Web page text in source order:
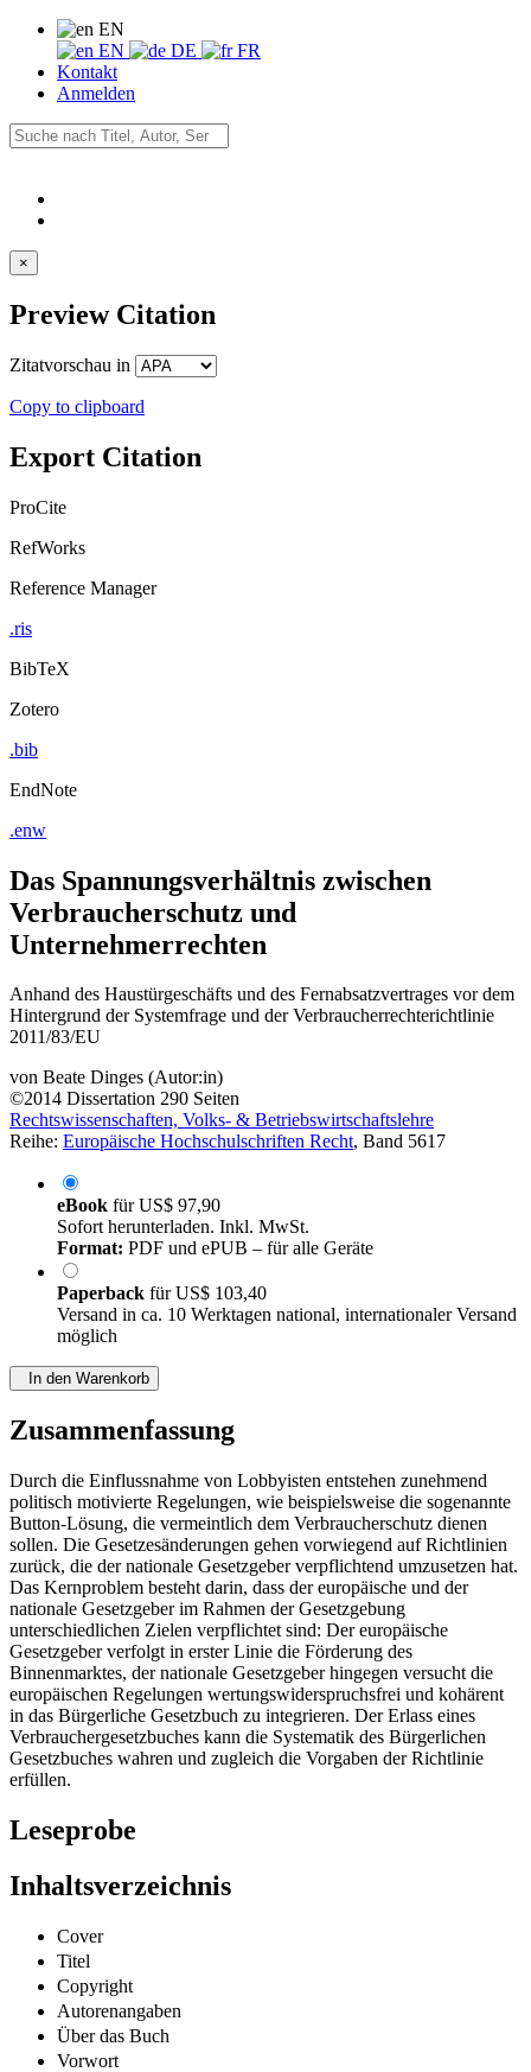
EN
EN
DE
FR
Kontakt
Anmelden
×
Preview Citation
Zitatvorschau in
Copy to clipboard
Export Citation
ProCite
RefWorks
Reference Manager
.ris
BibTeX
Zotero
.bib
EndNote
.enw
Das Spannungsverhältnis zwischen
Verbraucherschutz und
Unternehmerrechten
Anhand des Haustürgeschäfts und des Fernabsatzvertrages vor dem
Hintergrund der Systemfrage und der Verbraucherrechterichtlinie
2011/83/EU
von Beate Dinges (Autor:in)
©2014 Dissertation 290 Seiten
Rechtswissenschaften, Volks- & Betriebswirtschaftslehre
Reihe: Europäische Hochschulschriften Recht, Band 5617
eBook fürUS$ 97,90
Sofort herunterladen. Inkl. MwSt.
Format: PDF und ePUB – für alle Geräte
Paperback fürUS$ 103,40
Versand in ca. 10 Werktagen national, internationaler Versand
möglich
In den Warenkorb
Zusammenfassung
Durch die Einflussnahme von Lobbyisten entstehen zunehmend
politisch motivierte Regelungen, wie beispielsweise die sogenannte
Button-Lösung, die vermeintlich dem Verbraucherschutz dienen
sollen. Die Gesetzesänderungen gehen vorwiegend auf Richtlinien
zurück, die der nationale Gesetzgeber verpflichtend umzusetzen hat.
Das Kernproblem besteht darin, dass der europäische und der
nationale Gesetzgeber im Rahmen der Gesetzgebung
unterschiedlichen Zielen verpflichtet sind: Der europäische
Gesetzgeber verfolgt in erster Linie die Förderung des
Binnenmarktes, der nationale Gesetzgeber hingegen versucht die
europäischen Regelungen wertungswiderspruchsfrei und kohärent
in das Bürgerliche Gesetzbuch zu integrieren. Der Erlass eines
Verbrauchergesetzbuches kann die Systematik des Bürgerlichen
Gesetzbuches wahren und zugleich die Vorgaben der Richtlinie
erfüllen.
Leseprobe
Inhaltsverzeichnis
Cover
Titel
Copyright
Autorenangaben
Über das Buch
Vorwort